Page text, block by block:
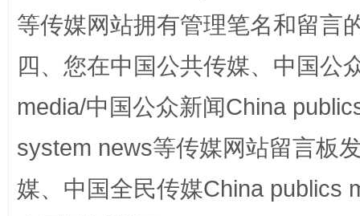
国家大学科技园优化重塑工作
等传媒网站拥有管理笔名和留言
四、您在中国公共传媒、中国公
media/中国公众新闻China
system news等传媒网站留言板
媒、中国全民传媒China publics